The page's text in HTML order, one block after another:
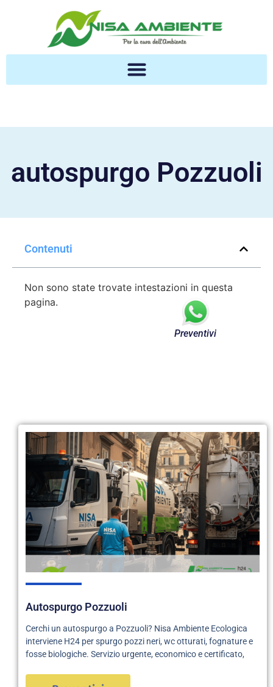
autospurgo Pozzuoli
Contenuti
Non sono state trovate intestazioni in questa
pagina.
Autospurgo Pozzuoli
Cerchi un autospurgo a Pozzuoli? Nisa Ambiente Ecologica
interviene H24 per spurgo pozzi neri, wc otturati, fognature e
fosse biologiche. Servizio urgente, economico e certificato,
Preventivi